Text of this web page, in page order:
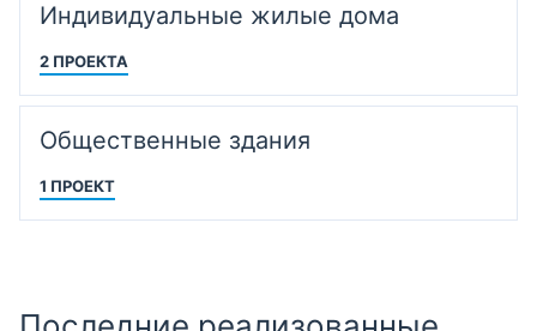
Индивидуальные жилые дома
2 ПРОЕКТА
Общественные здания
1 ПРОЕКТ